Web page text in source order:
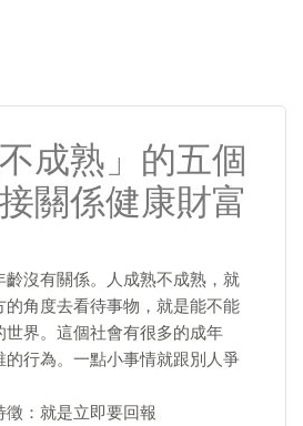
成熟」的五個
關係健康財富
齡沒有關係。人成熟不成熟，就
的角度去看待事物，就是能不能
世界。這個社會有很多的成年
的行為。一點小事情就跟別人爭
徵：就是立即要回報